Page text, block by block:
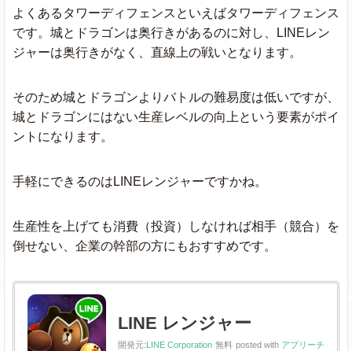
よくあるタワーディフェンスといえばタワーディフェンス
です。城とドラゴンは奥行きがあるのに対し、LINEレン
ジャーは奥行きがなく、直線上の戦いとなります。
そのため城とドラゴンよりバトルの難易度は低いですが、
城とドラゴンにはない生産レベルの向上という要素がポイ
ントになります。
手軽にできるのはLINEレンジャーですかね。
生産性を上げても消費（投資）しなければ相手（競合）を
倒せない、企業の幹部の方にもおすすめです。
LINE レンジャー
開発元: LINE Corporation 無料 posted with アプリーチ